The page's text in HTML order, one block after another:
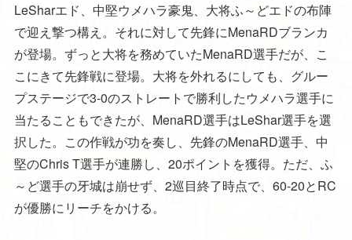
LeSharエド、中堅ウメハラ豪鬼、大将ふ～どエドの布陣
で迎え撃つ構え。それに対して先鋒にMenaRDブランカ
が登場。ずっと大将を務めていたMenaRD選手だが、こ
こにきて先鋒戦に登場。大将を外れるにしても、グルー
プステージで3-0のストレートで勝利したウメハラ選手に
当たることもできたが、MenaRD選手はLeShar選手を選
択した。この作戦が功を奏し、先鋒のMenaRD選手、中
堅のChris T選手が連勝し、20ポイントを獲得。ただ、ふ
～ど選手の牙城は崩せず、2巡目終了時点で、60-20とRC
が優勝にリーチをかける。